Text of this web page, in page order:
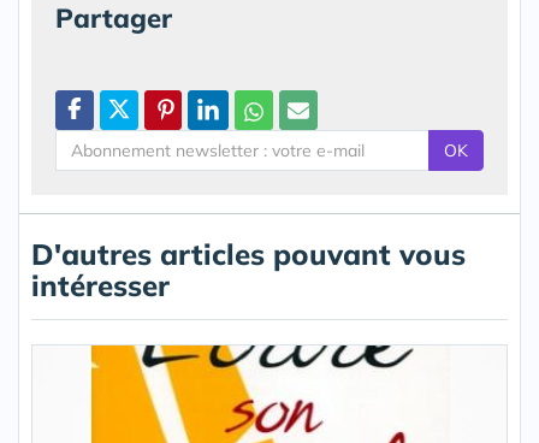
Partager
OK
D'autres articles pouvant vous
intéresser